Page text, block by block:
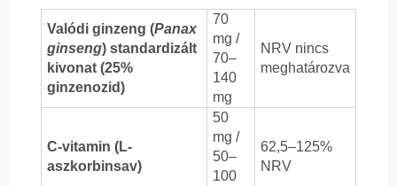
Valódi ginzeng (Panax
ginseng) standardizált
kivonat (25%
ginzenozid)
70
mg /
70–
140
mg
NRV nincs
meghatározva
C-vitamin (L-
aszkorbinsav)
50
mg /
50–
100
62,5–125%
NRV